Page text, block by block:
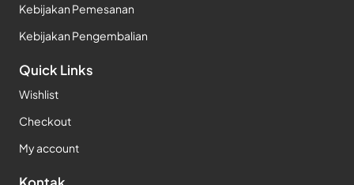
Kebijakan Pemesanan
Kebijakan Pengembalian
Quick Links
Wishlist
Checkout
My account